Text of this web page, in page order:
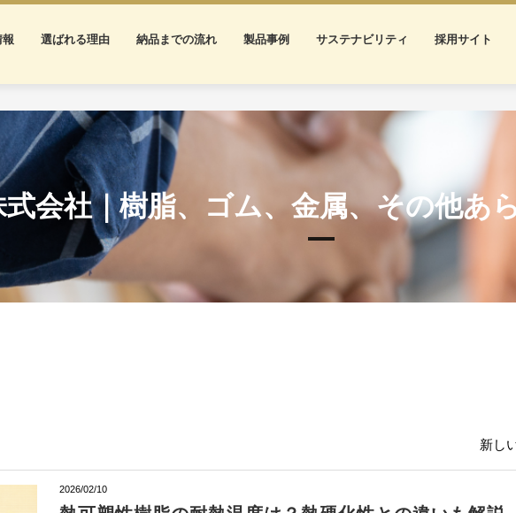
選ばれる理由 納品までの流れ 製品事例 サステナビリティ 採用サイト
会社｜樹脂、ゴム、金属、その他あ
新し
2026/02/10